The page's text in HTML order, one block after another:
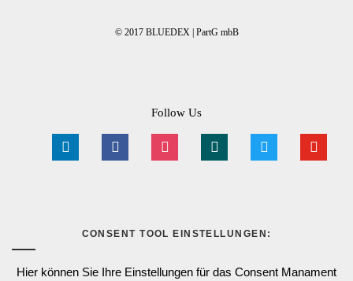
© 2017 BLUEDEX | PartG mbB
Follow Us
linkedin facebook instagram xing twitter youtube
CONSENT TOOL EINSTELLUNGEN:
Hier können Sie Ihre Einstellungen für das Consent Manament